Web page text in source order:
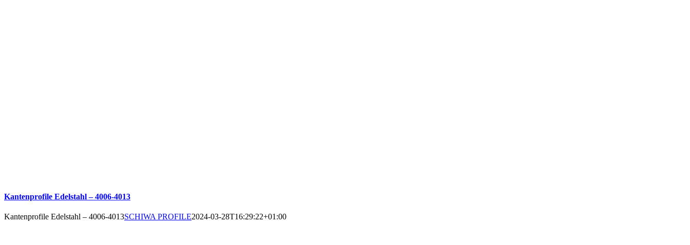
Kantenprofile Edelstahl – 4006-4013
Kantenprofile Edelstahl – 4006-4013SCHIWA PROFILE2024-03-28T16:29:22+01:00